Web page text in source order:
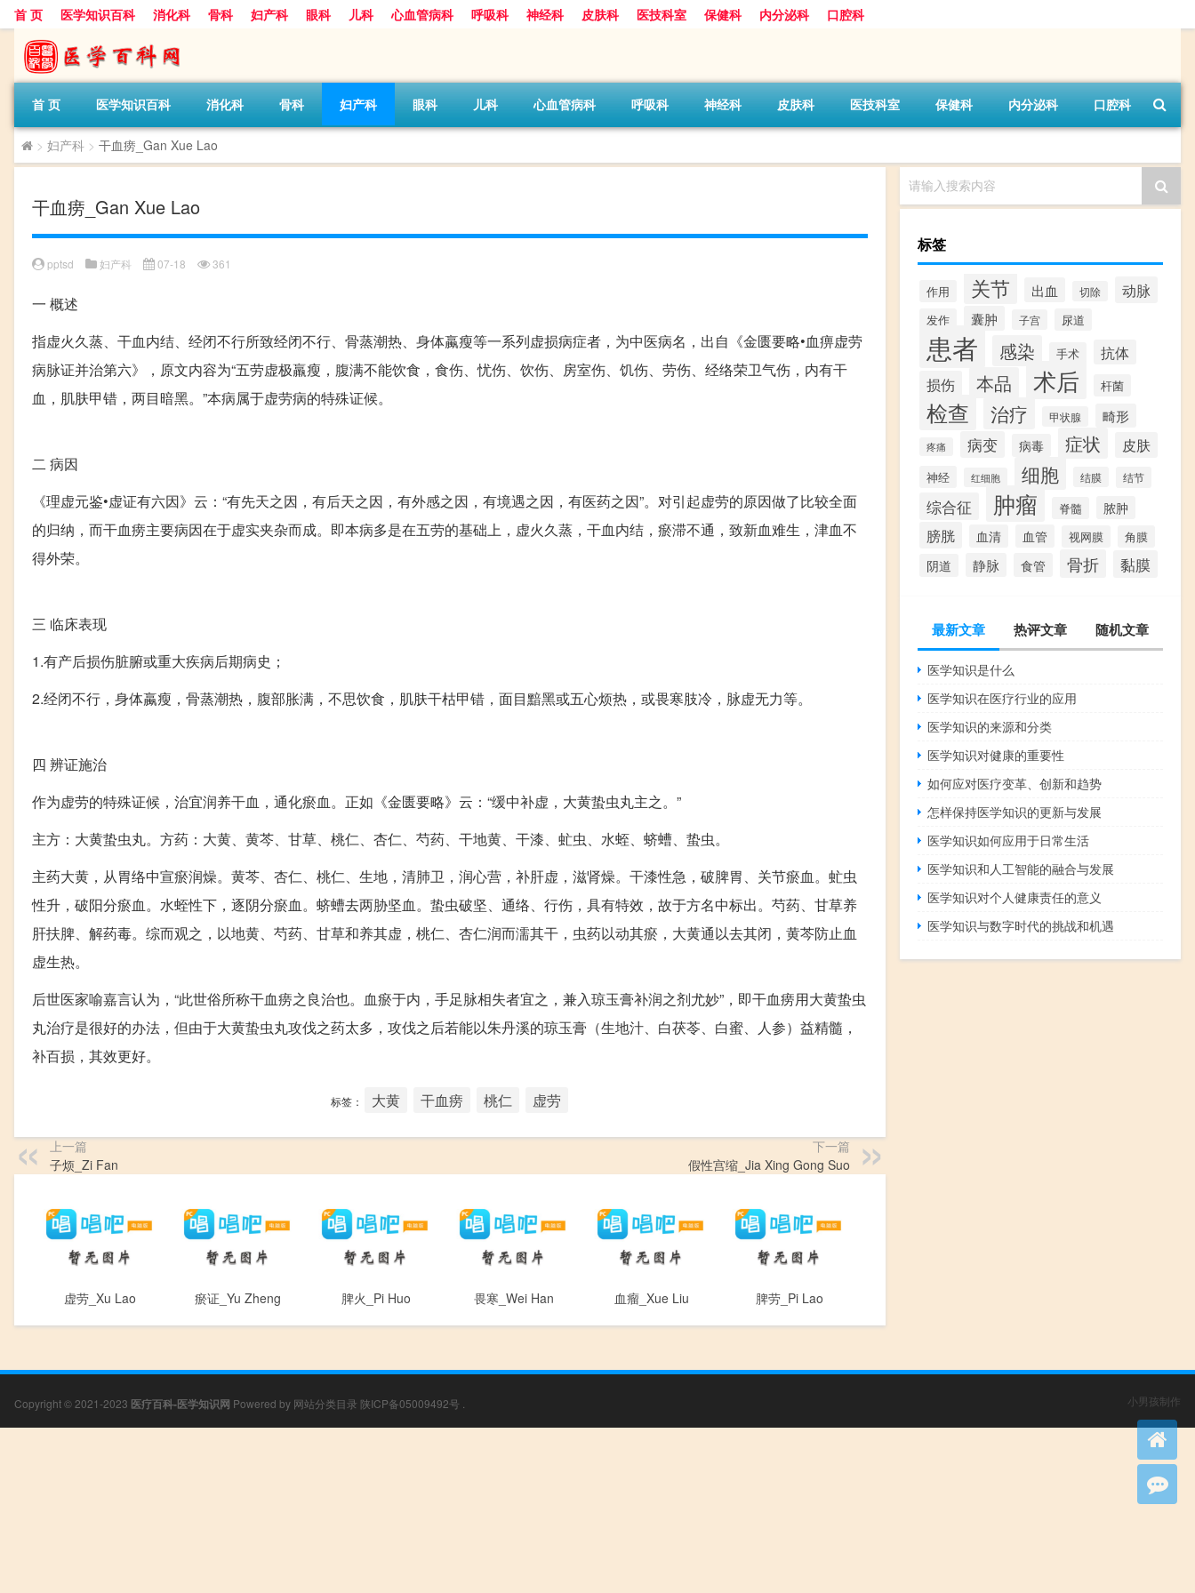
首 页 医学知识百科 消化科 骨科 妇产科 眼科 儿科 心血管病科 呼吸科 神经科 皮肤科 医技科室 保健科 内分泌科 口腔科
首 页 医学知识百科 消化科 骨科 妇产科 眼科 儿科 心血管病科 呼吸科 神经科 皮肤科 医技科室 保健科 内分泌科 口腔科
> 妇产科 > 干血痨_Gan Xue Lao
干血痨_Gan Xue Lao
pptsd 妇产科 07-18 361
一 概述
指虚火久蒸、干血内结、经闭不行所致经闭不行、骨蒸潮热、身体蠃瘦等一系列虚损病症者，为中医病名，出自《金匮要略•血痹虚劳
病脉证并治第六》，原文内容为“五劳虚极羸瘦，腹满不能饮食，食伤、忧伤、饮伤、房室伤、饥伤、劳伤、经络荣卫气伤，内有干
血，肌肤甲错，两目暗黑。”本病属于虚劳病的特殊证候。
二 病因
《理虚元鉴•虚证有六因》云：“有先天之因，有后天之因，有外感之因，有境遇之因，有医药之因”。对引起虚劳的原因做了比较全面
的归纳，而干血痨主要病因在于虚实夹杂而成。即本病多是在五劳的基础上，虚火久蒸，干血内结，瘀滞不通，致新血难生，津血不
得外荣。
三 临床表现
1.有产后损伤脏腑或重大疾病后期病史；
2.经闭不行，身体蠃瘦，骨蒸潮热，腹部胀满，不思饮食，肌肤干枯甲错，面目黯黑或五心烦热，或畏寒肢冷，脉虚无力等。
四 辨证施治
作为虚劳的特殊证候，治宜润养干血，通化瘀血。正如《金匮要略》云：“缓中补虚，大黄蛰虫丸主之。”
主方：大黄蛰虫丸。方药：大黄、黄芩、甘草、桃仁、杏仁、芍药、干地黄、干漆、虻虫、水蛭、蛴螬、蛰虫。
主药大黄，从胃络中宣瘀润燥。黄芩、杏仁、桃仁、生地，清肺卫，润心营，补肝虚，滋肾燥。干漆性急，破脾胃、关节瘀血。虻虫
性升，破阳分瘀血。水蛭性下，逐阴分瘀血。蛴螬去两胁坚血。蛰虫破坚、通络、行伤，具有特效，故于方名中标出。芍药、甘草养
肝扶脾、解药毒。综而观之，以地黄、芍药、甘草和养其虚，桃仁、杏仁润而濡其干，虫药以动其瘀，大黄通以去其闭，黄芩防止血
虚生热。
后世医家喻嘉言认为，“此世俗所称干血痨之良治也。血瘀于内，手足脉相失者宜之，兼入琼玉膏补润之剂尤妙”，即干血痨用大黄蛰虫
丸治疗是很好的办法，但由于大黄蛰虫丸攻伐之药太多，攻伐之后若能以朱丹溪的琼玉膏（生地汁、白茯苓、白蜜、人参）益精髓，
补百损，其效更好。
标签： 大黄 干血痨 桃仁 虚劳
上一篇
子烦_Zi Fan
下一篇
假性宫缩_Jia Xing Gong Suo
虚劳_Xu Lao 瘀证_Yu Zheng 脾火_Pi Huo 畏寒_Wei Han 血瘤_Xue Liu 脾劳_Pi Lao
请输入搜索内容
标签
作用 关节 出血 切除 动脉
发作 囊肿 子宫 尿道
患者 感染 手术 抗体
损伤 本品 术后 杆菌
检查 治疗 甲状腺 畸形
疼痛 病变 病毒 症状 皮肤
神经 红细胞 细胞 结膜 结节
综合征 肿瘤 脊髓 脓肿
膀胱 血清 血管 视网膜 角膜
阴道 静脉 食管 骨折 黏膜
最新文章 热评文章 随机文章
医学知识是什么
医学知识在医疗行业的应用
医学知识的来源和分类
医学知识对健康的重要性
如何应对医疗变革、创新和趋势
怎样保持医学知识的更新与发展
医学知识如何应用于日常生活
医学知识和人工智能的融合与发展
医学知识对个人健康责任的意义
医学知识与数字时代的挑战和机遇
Copyright © 2021-2023 医疗百科-医学知识网 Powered by 网站分类目录 陕ICP备05009492号 小男孩制作